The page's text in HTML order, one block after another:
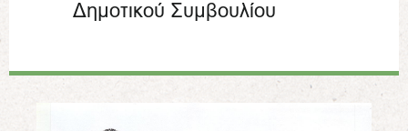
Δημοτικού Συμβουλίου